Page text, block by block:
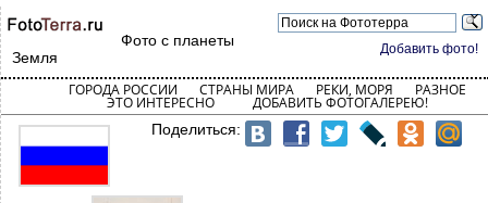
Добавить фото!
Фото с планеты
Земля
ГОРОДА РОССИИ СТРАНЫ МИРА РЕКИ, МОРЯ РАЗНОЕ
ЭТО ИНТЕРЕСНО ДОБАВИТЬ ФОТОГАЛЕРЕЮ!
Поделиться: